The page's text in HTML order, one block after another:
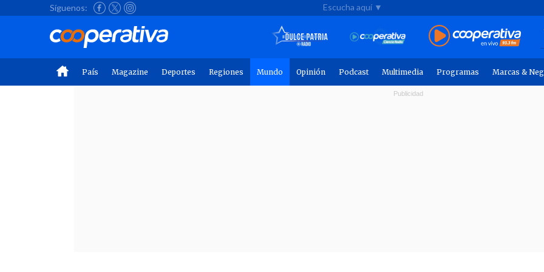
Síguenos: Escucha aquí ▼
País Magazine Deportes Regiones Mundo Opinión Podcast Multimedia Programas Marcas &